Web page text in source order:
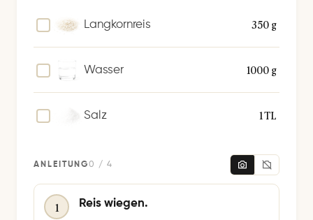
c
n
350 g
Langkornreis
1000 g
Wasser
1 TL
Salz
ANLEITUNG0 / 4
1
Reis wiegen.